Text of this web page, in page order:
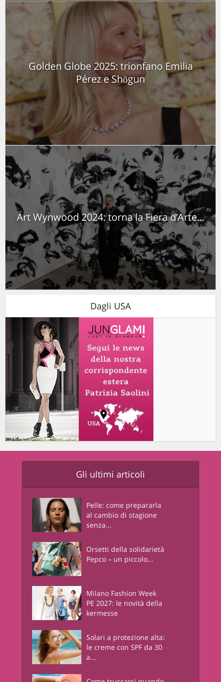
Golden Globe 2025: trionfano Emilia
Pérez e Shōgun
Art Wynwood 2024: torna la Fiera d’Arte...
Dagli USA
Gli ultimi articoli
Pelle: come prepararla
al cambio di stagione
senza...
Orsetti della solidarietà
Pepco – un piccolo...
Milano Fashion Week
PE 2027: le novità della
kermesse
Solari a protezione alta:
le creme con SPF da 30
a...